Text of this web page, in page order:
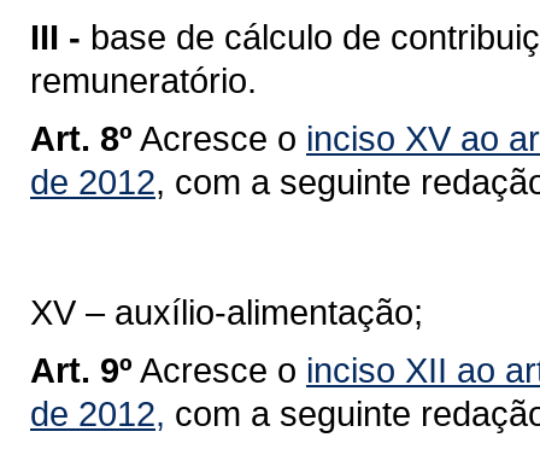
III - base de cálculo de
remuneratório.
Art. 8º Acresce o inciso XV ao
de 2012, com a seguinte
XV – auxílio-alimentação;
Art. 9º Acresce o inciso XII ao
de 2012, com a seguinte